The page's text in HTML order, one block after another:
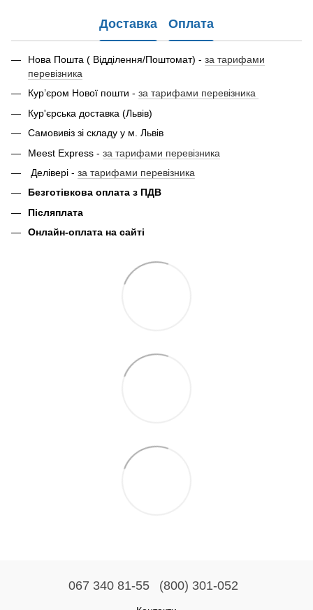
Доставка Оплата
Нова Пошта ( Відділення/Поштомат) - за тарифами
перевізника
Кур’єром Нової пошти - за тарифами перевізника
Кур'єрська доставка (Львів)
Самовивіз зі складу у м. Львів
Meest Express - за тарифами перевізника
Делівері - за тарифами перевізника
Безготівкова оплата з ПДВ
Післяплата
Онлайн-оплата на сайті
067 340 81-55 (800) 301-052